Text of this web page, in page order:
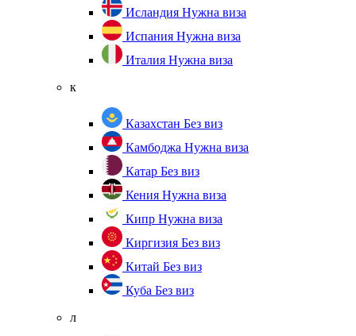
Исландия Нужна виза
Испания Нужна виза
Италия Нужна виза
к
Казахстан Без виз
Камбоджа Нужна виза
Катар Без виз
Кения Нужна виза
Кипр Нужна виза
Киргизия Без виз
Китай Без виз
Куба Без виз
л